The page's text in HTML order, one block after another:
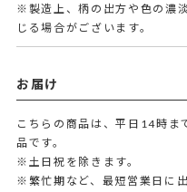
※製造上、柄の出方や色の濃
じる場合がございます。
お届け
こちらの商品は、平日14時ま
品です。
※土日祝を除きます。
※繁忙期など、最短営業日に